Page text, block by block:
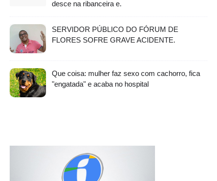
desce na ribanceira e.
SERVIDOR PÚBLICO DO FÓRUM DE
FLORES SOFRE GRAVE ACIDENTE.
Que coisa: mulher faz sexo com cachorro, fica
"engatada" e acaba no hospital